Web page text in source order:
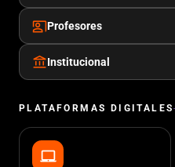
co_presentProfesores
account_balanceInstitucional
PLATAFORMAS DIGITALES
laptop_mac